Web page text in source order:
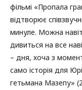
фільмі «Пропала
відтворює
минуле. Можна
дивиться на все
– дня, хоча з
само історія для
гетьмана Мазепу»